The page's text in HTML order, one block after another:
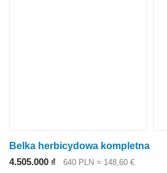
Belka herbicydowa kompletna
4.505.000 ₫
640 PLN ≈ 148,60 €